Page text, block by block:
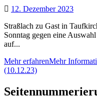
12. Dezember 2023
Straßlach zu Gast in
Sonntag gegen eine
auf...
Mehr erfahrenMehr
(10.12.23)